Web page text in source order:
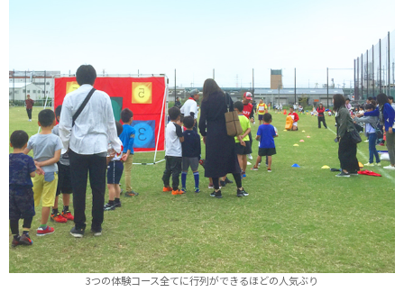
3つの体験コース全てに行列ができるほどの人気ぶり